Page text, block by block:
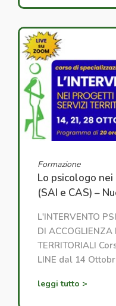
Formazione
Lo psicologo
(SAI e CAS) –
L'INTERVENTO
DI ACCOGLIENZA
TERRITORIALI
LINE dal 14
leggi tutto >